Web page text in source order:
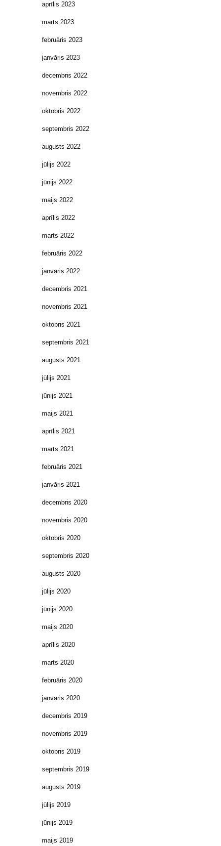
aprīlis 2023
marts 2023
februāris 2023
janvāris 2023
decembris 2022
novembris 2022
oktobris 2022
septembris 2022
augusts 2022
jūlijs 2022
jūnijs 2022
maijs 2022
aprīlis 2022
marts 2022
februāris 2022
janvāris 2022
decembris 2021
novembris 2021
oktobris 2021
septembris 2021
augusts 2021
jūlijs 2021
jūnijs 2021
maijs 2021
aprīlis 2021
marts 2021
februāris 2021
janvāris 2021
decembris 2020
novembris 2020
oktobris 2020
septembris 2020
augusts 2020
jūlijs 2020
jūnijs 2020
maijs 2020
aprīlis 2020
marts 2020
februāris 2020
janvāris 2020
decembris 2019
novembris 2019
oktobris 2019
septembris 2019
augusts 2019
jūlijs 2019
jūnijs 2019
maijs 2019